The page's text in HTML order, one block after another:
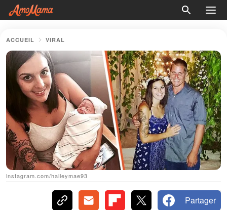
ACCUEIL VIRAL
instagram.com/haileymae93
Partager